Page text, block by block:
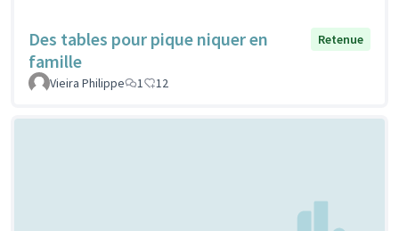
Des tables pour pique niquer en
famille
Retenue
Vieira Philippe 1 12